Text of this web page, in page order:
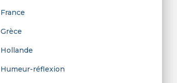
France
Grèce
Hollande
Humeur-réflexion